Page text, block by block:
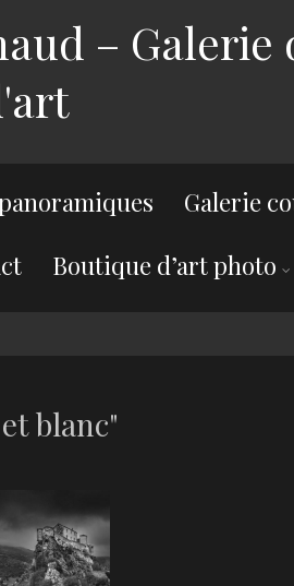
– Galerie
Galerie
Boutique d’art photo
blanc"